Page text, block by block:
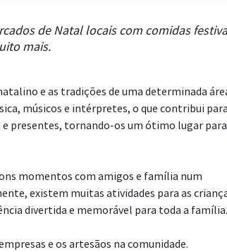
de Natal locais com comidas
mais.
e as tradições de uma determinada
músicos e intérpretes, o que contribui
presentes, tornando-os um ótimo lugar para
momentos com amigos e família num
existem muitas atividades para as
divertida e memorável para toda a família.
e os artesãos na comunidade.